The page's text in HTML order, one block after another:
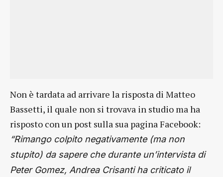
Non è tardata ad arrivare la risposta di Matteo
Bassetti, il quale non si trovava in studio ma ha
risposto con un post sulla sua pagina Facebook:
“Rimango colpito negativamente (ma non
stupito) da sapere che durante un’intervista di
Peter Gomez, Andrea Crisanti ha criticato il